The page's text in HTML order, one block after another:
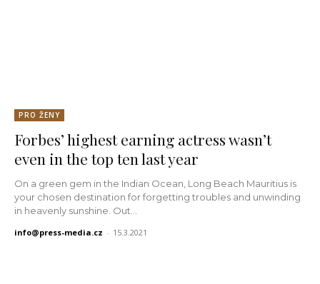
PRO ŽENY
Forbes’ highest earning actress wasn’t
even in the top ten last year
On a green gem in the Indian Ocean, Long Beach Mauritius is
your chosen destination for forgetting troubles and unwinding
in heavenly sunshine. Out...
info@press-media.cz - 15.3.2021